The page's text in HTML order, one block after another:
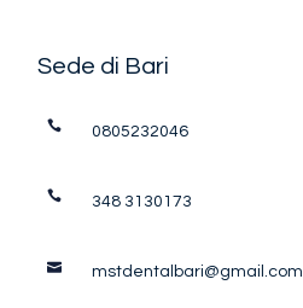
Sede di Bari
0805232046
348 3130173
mstdentalbari@gmail.com